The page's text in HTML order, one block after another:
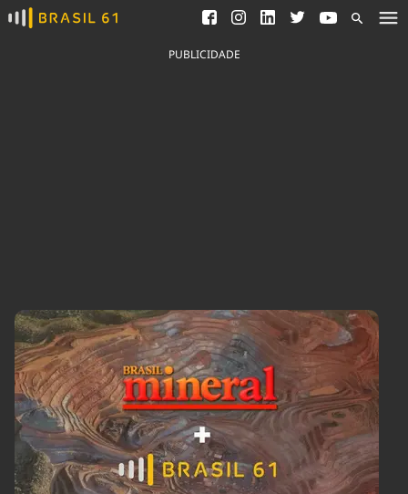
Ver todas as notícias
Saneamento
Indicadores
Agronegócios
Brasil
Brasil Mineral
Ciência &
Tecnologia
Cinema
Comportamento
Cultura
Economia
Educação
Infraestrutura
Internacional
Meio Ambiente
Podcast
Política
Saúde
Tempo
PUBLICIDADE